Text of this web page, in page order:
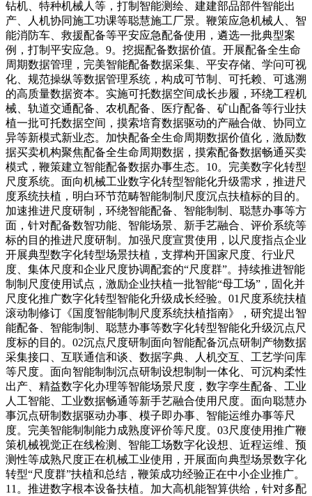
钻机、特种机械人等，打制智能测绘、建建部品部件智能出
产、人机协同施工功课等聪慧施工厂景。鞭策应急机械人、智
能消防车、救援配备等平安应急配备使用，遴选一批典型案
例，打制平安应急。9。挖掘配备数据价值。开展配备全生命
周期数据管理，完美智能配备数据采集、平安存储、学问可视
化、规范操纵等数据管理系统，构成可节制、可托赖、可逃溯
的高质量数据资本。实施可托数据空间成长步履，环绕工程机
械、轨道交通配备、农机配备、医疗配备、矿山配备等行业扶
植一批可托数据空间，摸索培育数据驱动的产融合做、协同立
异等新模式新业态。加快配备全生命周期数据价值化，激励数
据买卖机构聚焦配备全生命周期数据，摸索配备数据畅通买卖
模式，鞭策建立智能配备数据办事生态。10。完美数字化转型
尺度系统。面向机械工业数字化转型智能化升级需求，推进尺
度系统扶植，明白环节范畴智能制制尺度沉点扶植标的目的。
加速推进尺度研制，环绕智能配备、智能制制、聪慧办事等方
面，针对配备数智功能、智能场景、新手艺融合、评价系统等
标的目的推进尺度研制。加强尺度宣贯使用，以尺度指点企业
开展典型数字化转型场景扶植，支撑构开国家尺度、行业尺
度、集体尺度和企业尺度协调配套的“尺度群”。持续推进智能
制制尺度使用试点，激励企业扶植一批智能“母工场”，固化并
尺度化推广数字化转型智能化升级成长经验。01尺度系统扶植
滚动制修订《国度智能制制尺度系统扶植指南》，研究提出智
能配备、智能制制、聪慧办事等数字化转型智能化升级沉点尺
度标的目的。02沉点尺度研制面向智能配备沉点研制产物数据
采集接口、互联通信和谈、数据字典、人机交互、工艺学问库
等尺度。面向智能制制沉点研制设想制制一体化、可沉构柔性
出产、精益数字化办理等智能场景尺度，数字孪生配备、工业
人工智能、工业数据畅通等新手艺融合使用尺度。面向聪慧办
事沉点研制数据驱动办事、模子即办事、智能运维办事等尺
度。完美智能制制能力成熟度评价等尺度。03尺度使用推广鞭
策机械视觉正在线检测、智能工场数字化设想、近程运维、预
测性等成熟尺度正在机械工业使用，开展面向典型场景数字化
转型“尺度群”扶植和总结，鞭策成功经验正在中小企业推广。
11。推进数字根本设备扶植。加大高机能智算供给，针对多配